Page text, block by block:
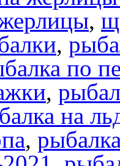
,
,
по
,
на
,